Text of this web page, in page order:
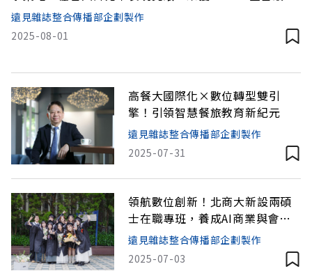
際化大學」私校第一，並獲「企業最愛大學生」、「最
具國際化能量」、「資訊通訊科技領域私校第一」等多
項肯定。近期更於《泰晤士高等教育》（Times Higher
遠見雜誌整合傳播部企劃製作
2025-08-01
高餐大國際化×數位轉型雙引
擎！引領智慧餐旅教育新紀元
遠見雜誌整合傳播部企劃製作
2025-07-31
領航數位創新！北商大新設兩碩
士在職專班，養成AI商業與會計
高階人才
遠見雜誌整合傳播部企劃製作
2025-07-03